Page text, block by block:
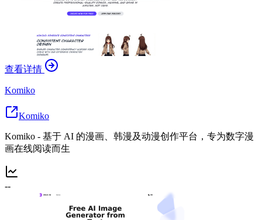
查看详情
Komiko
Komiko
Komiko - 基于 AI 的漫画、韩漫及动漫创作平台，专为数字漫
画在线阅读而生
--